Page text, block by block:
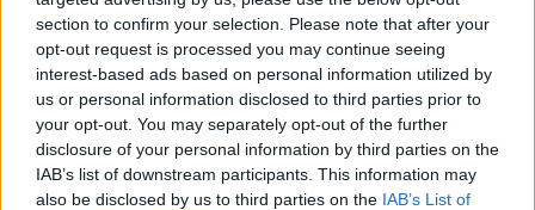
section to confirm your selection. Please note that after your
opt-out request is processed you may continue seeing
interest-based ads based on personal information utilized by
us or personal information disclosed to third parties prior to
your opt-out. You may separately opt-out of the further
disclosure of your personal information by third parties on the
IAB’s list of downstream participants. This information may
also be disclosed by us to third parties on the IAB’s List of
κορυφαίους γκολκίπερ στη δεκαετία του ’80.
ΟΛΙΒΕΡ ΚΑΝ (ΓΕΡΜΑΝΙΑ)